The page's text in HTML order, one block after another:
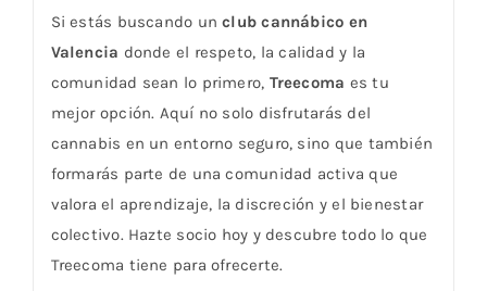
Si estás buscando unclub cannábico en
Valencia donde el respeto, la calidad y la
comunidad sean lo primero, Treecoma es tu
mejor opción. Aquí no solo disfrutarás del
cannabis en un entorno seguro, sino que también
formarás parte de una comunidad activa que
valora el aprendizaje, la discreción y el bienestar
colectivo. Hazte socio hoy y descubre todo lo que
Treecoma tiene para ofrecerte.